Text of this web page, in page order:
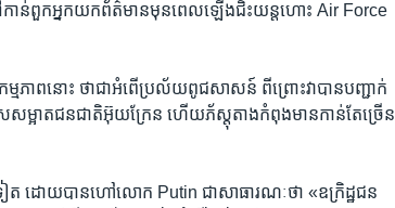
ន់​ពួក​អ្នក​យក​ព័ត៌មាន​មុនពេល​ឡើង​ជិះ​យន្តហោះ Air Force
ភាព​នោះ​ ​ថា​ជា​អំពើ​ប្រល័យ​ពូជសាសន៍​ ពីព្រោះ​វា​បាន​បញ្ជាក់​
ម្អាត​ជនជាតិ​អ៊ុយក្រែន ហើយ​ភ័ស្តុតាង​កំពុង​មាន​កាន់តែ​ច្រើន​
ដោយ​បាន​ហៅ​លោក Putin ជា​សាធារណៈ​ថា «ឧក្រិដ្ឋជន​